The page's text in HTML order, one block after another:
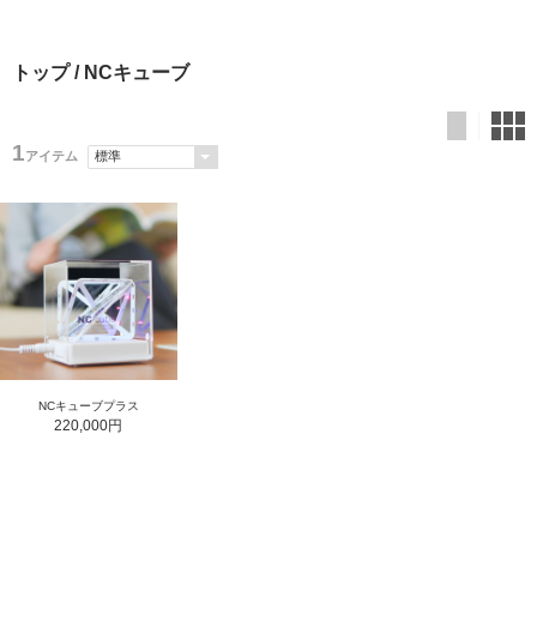
トップ/ NCキューブ
1アイテム
NCキューブプラス
220,000円